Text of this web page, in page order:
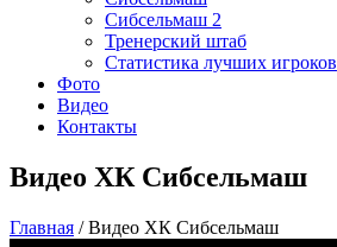
Сибсельмаш 2
Тренерский штаб
Статистика лучших игроков
Фото
Видео
Контакты
Видео ХК Сибсельмаш
Главная /Видео ХК Сибсельмаш